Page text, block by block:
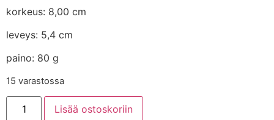
korkeus: 8,00 cm
leveys: 5,4 cm
paino: 80 g
15 varastossa
Lisää ostoskoriin